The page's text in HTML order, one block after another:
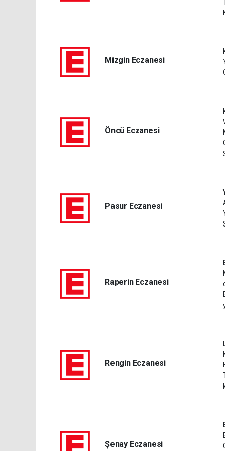
Mizgin Eczanesi
Öncü Eczanesi
Pasur Eczanesi
Raperin Eczanesi
Rengin Eczanesi
Şenay Eczanesi